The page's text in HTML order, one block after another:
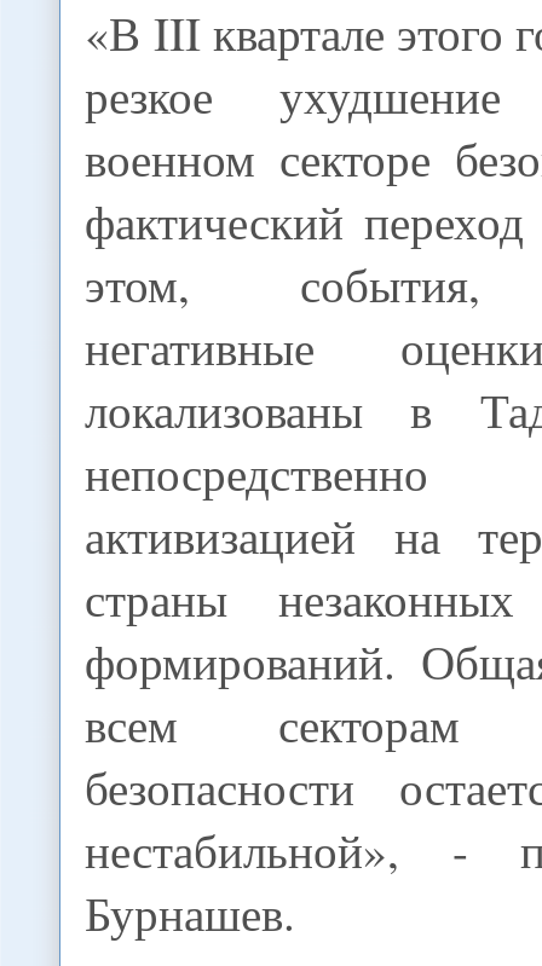
«В III квартале этого
резкое
военном секторе
фактический
этом, события,
негативные
локализованы в
активизацией на
страны
формирований.
всем
безопасности
нестабильной», -
Бурнашев.